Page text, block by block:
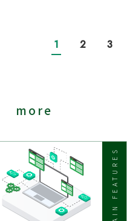
1 2 3
more
MAIN FEATURES